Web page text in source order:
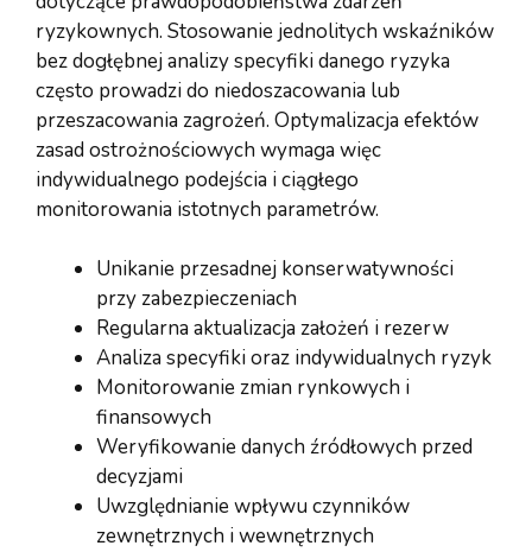
ryzykownych. Stosowanie jednolitych wskaźników
bez dogłębnej analizy specyfiki danego ryzyka
często prowadzi do niedoszacowania lub
przeszacowania zagrożeń. Optymalizacja efektów
zasad ostrożnościowych wymaga więc
indywidualnego podejścia i ciągłego
monitorowania istotnych parametrów.
Unikanie przesadnej konserwatywności
przy zabezpieczeniach
Regularna aktualizacja założeń i rezerw
Analiza specyfiki oraz indywidualnych ryzyk
Monitorowanie zmian rynkowych i
finansowych
Weryfikowanie danych źródłowych przed
decyzjami
Uwzględnianie wpływu czynników
zewnętrznych i wewnętrznych